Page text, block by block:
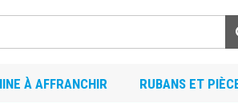
À AFFRANCHIR RUBANS ET